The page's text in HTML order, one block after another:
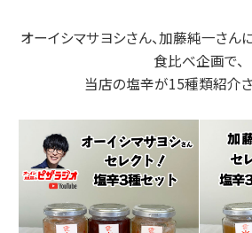
オーイシマサヨシさん、加藤純一さ
食比べ企画で、
当店の塩辛が15種類紹介さ